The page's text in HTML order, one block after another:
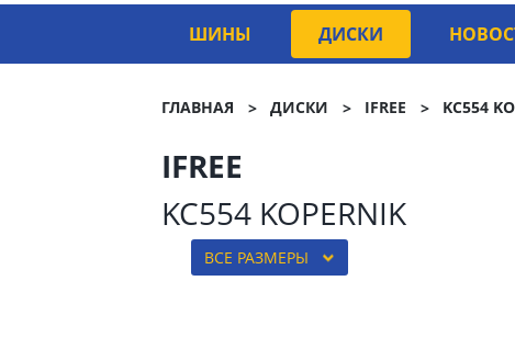
ШИНЫ ДИСКИ
ГЛАВНАЯ ДИСКИ IFREE KC554
IFREE
KC554 KOPERNIK
ВСЕ РАЗМЕРЫ